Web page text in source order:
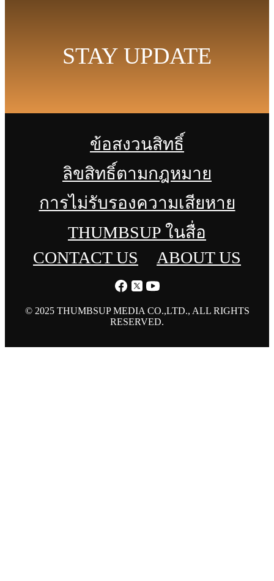
STAY UPDATE
ข้อสงวนสิทธิ์
ลิขสิทธิ์ตามกฎหมาย
การไม่รับรองความเสียหาย
THUMBSUP ในสื่อ
CONTACT US
ABOUT US
© 2025 THUMBSUP MEDIA CO.,LTD., ALL RIGHTS
RESERVED.